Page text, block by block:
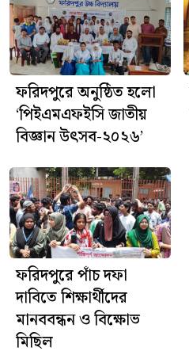
ফরিদপুরে অনুষ্ঠিত হলো
‘পিইএমএফইসি জাতীয়
বিজ্ঞান উৎসব-২০২৬’
ফরিদপুরে পাঁচ দফা
দাবিতে শিক্ষার্থীদের
মানববন্ধন ও বিক্ষোভ
মিছিল